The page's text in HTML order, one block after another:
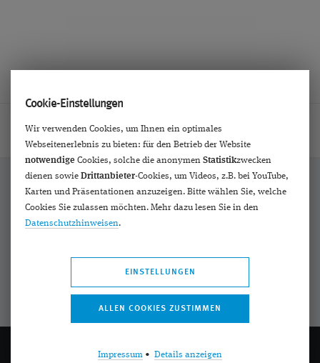
Home Hilfe Videos Patientenerfahrung mit dem Düsseldorfer
Bekannt aus:
Cookie-Einstellungen
Wir verwenden Cookies, um Ihnen ein optimales
Webseitenerlebnis zu bieten: für den Betrieb der Website
notwendige Cookies, solche die anonymen Statistikzwecken
dienen sowie Drittanbieter-Cookies, um Videos, z.B. bei YouTube,
Karten und Präsentationen anzuzeigen. Bitte wählen Sie, welche
Cookies Sie zulassen möchten. Mehr dazu lesen Sie in den
Datenschutzhinweisen.
EINSTELLUNGEN
Impressum • Details anzeigen